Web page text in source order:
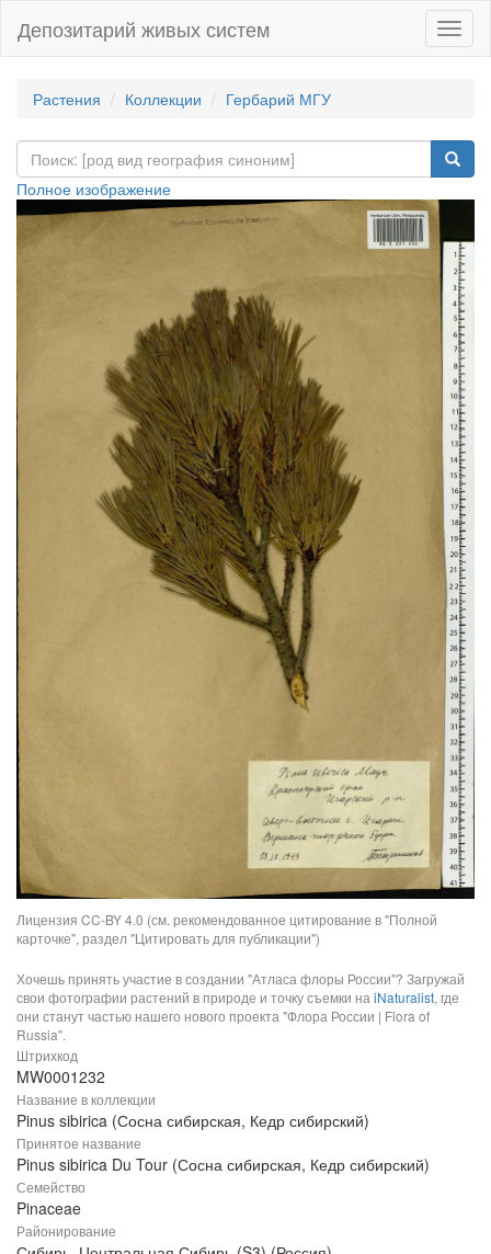
Депозитарий живых систем
Растения Коллекции Гербарий МГУ
Полное изображение
Лицензия CC-BY 4.0 (см. рекомендованное цитирование в "Полной
карточке", раздел "Цитировать для публикации")
Хочешь принять участие в создании "Атласа флоры России"? Загружай
свои фотографии растений в природе и точку съемки наiNaturalist, где
они станут частью нашего нового проекта "Флора России | Flora of
Russia".
Штрихкод
MW0001232
Название в коллекции
Pinus sibirica (Сосна сибирская, Кедр сибирский)
Принятое название
Pinus sibirica Du Tour (Сосна сибирская, Кедр сибирский)
Семейство
Pinaceae
Районирование